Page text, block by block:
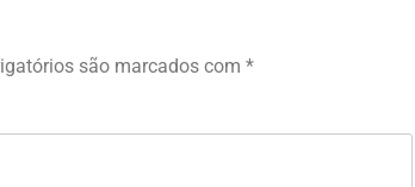
são marcados com *